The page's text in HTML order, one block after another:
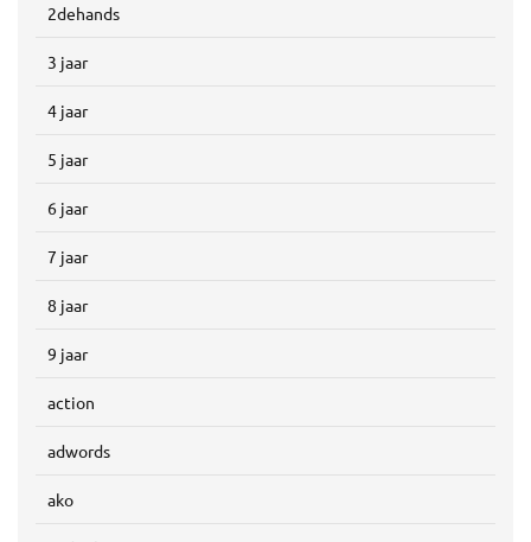
2dehands
3 jaar
4 jaar
5 jaar
6 jaar
7 jaar
8 jaar
9 jaar
action
adwords
ako